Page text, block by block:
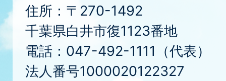
住所：〒270-1492
千葉県白井市復1123番地
電話：047-492-1111（代表）
法人番号1000020122327